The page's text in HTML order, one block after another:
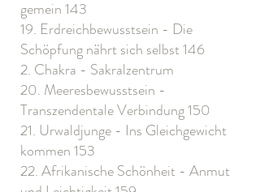
gemein 143
19. Erdreichbewusstsein - Die
Schöpfung nährt sich selbst 146
2. Chakra - Sakralzentrum
20. Meeresbewusstsein -
Transzendentale Verbindung 150
21. Urwaldjunge - Ins Gleichgewicht
kommen 153
22. Afrikanische Schönheit - Anmut